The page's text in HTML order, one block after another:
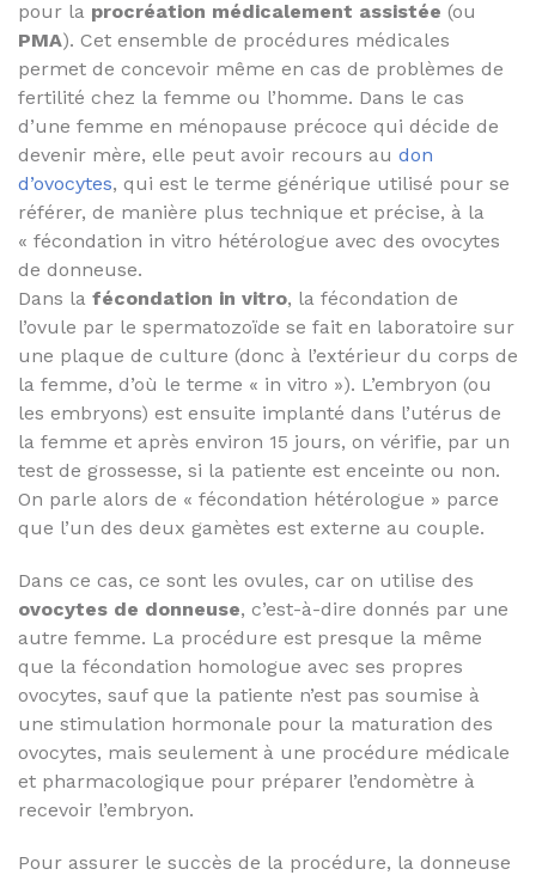
pour la procréation médicalement assistée (ou
PMA). Cet ensemble de procédures médicales
permet de concevoir même en cas de problèmes de
fertilité chez la femme ou l’homme. Dans le cas
d’une femme en ménopause précoce qui décide de
devenir mère, elle peut avoir recours au don
d’ovocytes, qui est le terme générique utilisé pour se
référer, de manière plus technique et précise, à la
« fécondation in vitro hétérologue avec des ovocytes
de donneuse.
Dans la fécondation in vitro, la fécondation de
l’ovule par le spermatozoïde se fait en laboratoire sur
une plaque de culture (donc à l’extérieur du corps de
la femme, d’où le terme « in vitro »). L’embryon (ou
les embryons) est ensuite implanté dans l’utérus de
la femme et après environ 15 jours, on vérifie, par un
test de grossesse, si la patiente est enceinte ou non.
On parle alors de « fécondation hétérologue » parce
que l’un des deux gamètes est externe au couple.
Dans ce cas, ce sont les ovules, car on utilise des
ovocytes de donneuse, c’est-à-dire donnés par une
autre femme. La procédure est presque la même
que la fécondation homologue avec ses propres
ovocytes, sauf que la patiente n’est pas soumise à
une stimulation hormonale pour la maturation des
ovocytes, mais seulement à une procédure médicale
et pharmacologique pour préparer l’endomètre à
recevoir l’embryon.
Pour assurer le succès de la procédure, la donneuse